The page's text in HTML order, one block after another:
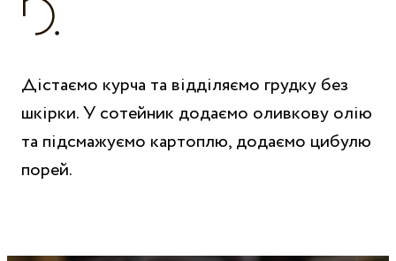
Дістаємо курча та відділяємо грудку без
шкірки. У сотейник додаємо оливкову олію
та підсмажуємо картоплю, додаємо цибулю
порей.